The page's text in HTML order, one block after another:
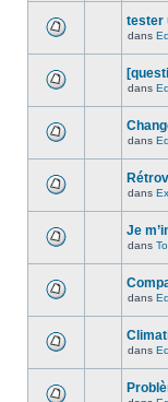
tester
dans
dans
dans
dans
Je
dans
dans
dans